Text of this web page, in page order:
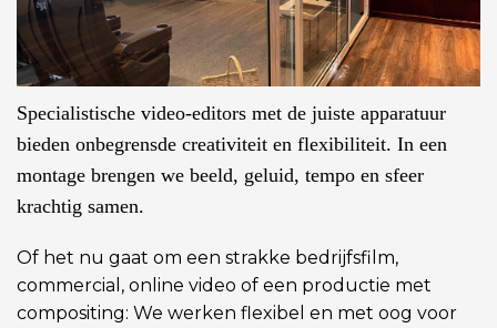
Specialistische video-editors met de juiste apparatuur
bieden onbegrensde creativiteit en flexibiliteit. In een
montage brengen we beeld, geluid, tempo en sfeer
krachtig samen.
Of het nu gaat om een strakke bedrijfsfilm,
commercial, online video of een productie met
compositing: We werken flexibel en met oog voor